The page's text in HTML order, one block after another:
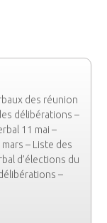
des réunion
délibérations –
11 mai –
– Liste des
d’élections du
–